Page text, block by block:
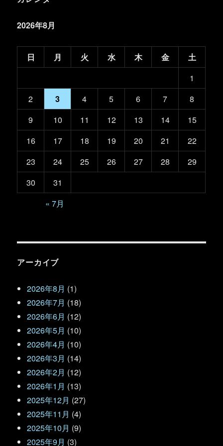
2026年8月
日 月 火 水 木 金
土
1
2
3 4 5 6 7
8
9
10 11 12 13 14
15
16
17 18 19 20 21
22
23
24 25 26 27 28
29
30
31
« 7月
アーカイブ
2026年8月 (1)
2026年7月 (18)
2026年6月 (12)
2026年5月 (10)
2026年4月 (10)
2026年3月 (14)
2026年2月 (12)
2026年1月 (13)
2025年12月 (27)
2025年11月 (4)
2025年10月 (9)
2025年9月 (3)